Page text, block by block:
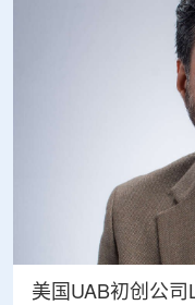
美国UAB初创公